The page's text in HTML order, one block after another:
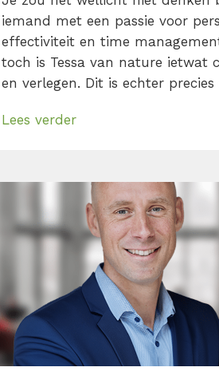
iemand met een passie voor
effectiviteit en time
toch is Tessa van nature ietwat
en verlegen. Dit is echter precies
en persoonlijke ontwikkeling. Als
Lees verder